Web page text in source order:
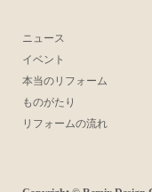
ニュース
イベント
本当のリフォーム
ものがたり
リフォームの流れ